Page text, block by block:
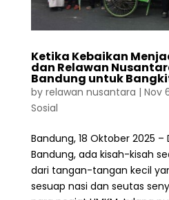
Ketika Kebaikan
dan Relawan
Bandung untuk
by relawan nusantara | Nov
Sosial
Bandung, 18 Oktober 2025 –
Bandung, ada kisah-kisah
dari tangan-tangan kecil
sesuap nasi dan seutas